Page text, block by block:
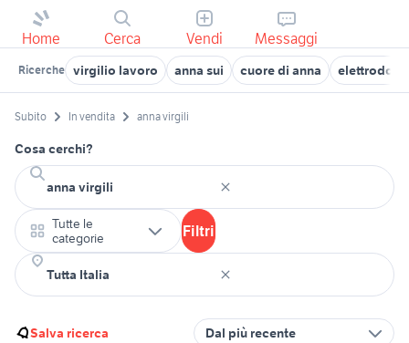
Home Cerca Vendi Messaggi
Ricerche virgilio lavoro anna sui cuore di anna
Subito In vendita anna virgili
Cosa cerchi?
Tutte le
categorie
Filtri
Salva ricerca Dal più recente